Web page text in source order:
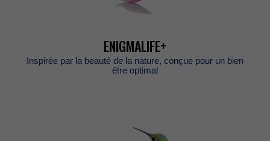
ENIGMALIFE+
Inspiréeparlabeautédelanature,conçuepourunbien
êtreoptimal